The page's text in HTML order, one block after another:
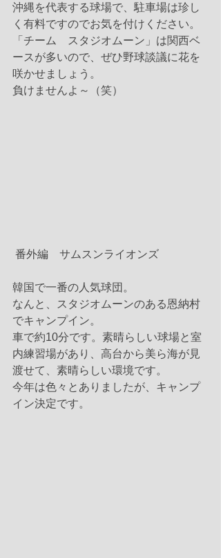
沖縄を代表する球場で、駐車場は珍し
く有料ですのでお気を付けください。
「チーム　スタジオムーン」は関西ベ
ースが多いので、ぜひ野球談議に花を
咲かせましょう。
負けませんよ～（笑）
番外編　サムスンライオンズ
韓国で一番の人気球団。
なんと、スタジオムーンのある恩納村
でキャンプイン。
車で約10分です。素晴らしい球場と室
内練習場があり、高台から美ら海が見
渡せて、素晴らしい環境です。
今年は色々とありましたが、キャンプ
イン決定です。